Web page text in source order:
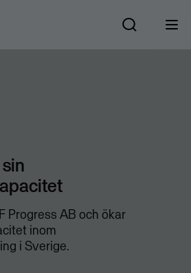
Progress AB och ökar
inom
i Sverige.